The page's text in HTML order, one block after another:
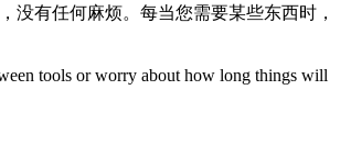
没有任何麻烦。每当您需要某些东西时，
tools or worry about how long things will